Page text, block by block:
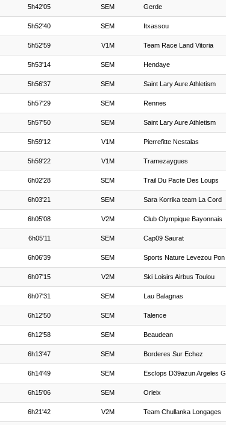
5h42'05 SEM Gerde
5h52'40 SEM Itxassou
5h52'59 V1M Team Race Land Vitoria
5h53'14 SEM Hendaye
5h56'37 SEM Saint Lary Aure Athletism
5h57'29 SEM Rennes
5h57'50 SEM Saint Lary Aure Athletism
5h59'12 V1M Pierrefitte Nestalas
5h59'22 V1M Tramezaygues
6h02'28 SEM Trail Du Pacte Des Loups
6h03'21 SEM Sara Korrika team La Cord
6h05'08 V2M Club Olympique Bayonnais
6h05'11 SEM Cap09 Saurat
6h06'39 SEM Sports Nature Levezou Pon
6h07'15 V2M Ski Loisirs Airbus Toulou
6h07'31 SEM Lau Balagnas
6h12'50 SEM Talence
6h12'58 SEM Beaudean
6h13'47 SEM Borderes Sur Echez
6h14'49 SEM Esclops D39azun Argeles G
6h15'06 SEM Orleix
6h21'42 V2M Team Chullanka Longages